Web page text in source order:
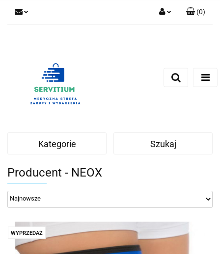
(0)
Kategorie Szukaj
Producent - NEOX
WYPRZEDAŻ